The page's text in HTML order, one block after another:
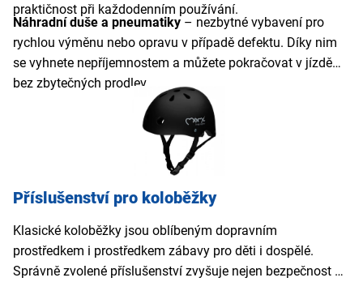
praktičnost při každodenním používání.
Náhradní duše a pneumatiky – nezbytné vybavení pro
rychlou výměnu nebo opravu v případě defektu. Díky nim
se vyhnete nepříjemnostem a můžete pokračovat v jízdě
bez zbytečných prodlev.
Příslušenství pro koloběžky
Klasické koloběžky jsou oblíbeným dopravním
prostředkem i prostředkem zábavy pro děti i dospělé.
Správně zvolené příslušenství zvyšuje nejen bezpečnost a